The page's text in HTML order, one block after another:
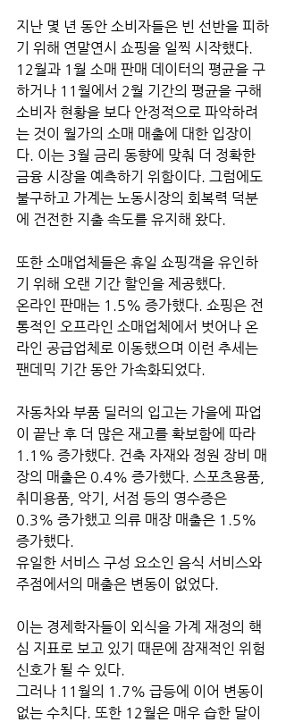
지난 몇 년 동안 소비자들은 빈 선반을 피하
기 위해 연말연시 쇼핑을 일찍 시작했다.
12월과 1월 소매 판매 데이터의 평균을 구
하거나 11월에서 2월 기간의 평균을 구해
소비자 현황을 보다 안정적으로 파악하려
는 것이 월가의 소매 매출에 대한 입장이
다. 이는 3월 금리 동향에 맞춰 더 정확한
금융 시장을 예측하기 위함이다. 그럼에도
불구하고 가계는 노동시장의 회복력 덕분
에 건전한 지출 속도를 유지해 왔다.
또한 소매업체들은 휴일 쇼핑객을 유인하
기 위해 오랜 기간 할인을 제공했다.
온라인 판매는 1.5% 증가했다. 쇼핑은 전
통적인 오프라인 소매업체에서 벗어나 온
라인 공급업체로 이동했으며 이런 추세는
팬데믹 기간 동안 가속화되었다.
자동차와 부품 딜러의 입고는 가을에 파업
이 끝난 후 더 많은 재고를 확보함에 따라
1.1% 증가했다. 건축 자재와 정원 장비 매
장의 매출은 0.4% 증가했다. 스포츠용품,
취미용품, 악기, 서점 등의 영수증은
0.3% 증가했고 의류 매장 매출은 1.5%
증가했다.
유일한 서비스 구성 요소인 음식 서비스와
주점에서의 매출은 변동이 없었다.
이는 경제학자들이 외식을 가계 재정의 핵
심 지표로 보고 있기 때문에 잠재적인 위험
신호가 될 수 있다.
그러나 11월의 1.7% 급등에 이어 변동이
없는 수치다. 또한 12월은 매우 습한 달이